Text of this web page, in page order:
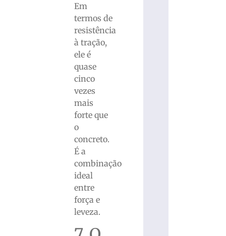
Em
termos de
resistência
à tração,
ele é
quase
cinco
vezes
mais
forte que
o
concreto.
É a
combinação
ideal
entre
força e
leveza.